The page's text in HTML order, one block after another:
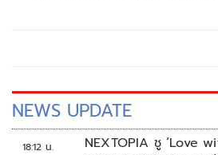
NEWS UPDATE
18:12 น.
NEXTOPIA ชู ‘Love